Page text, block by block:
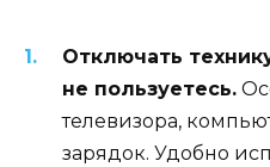
Отключать
не пользуетесь.
телевизора,
зарядок. Удобно